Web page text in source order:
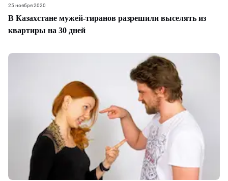
В Казахстане мужей-тиранов разрешили выселять из
квартиры на 30 дней
25 ноября 2020